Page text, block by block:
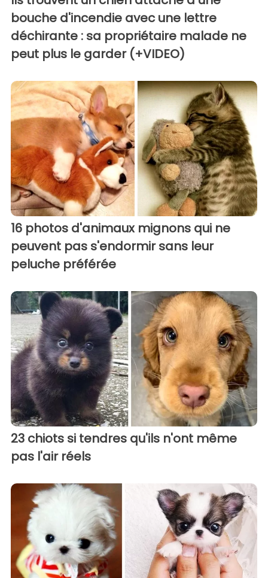
bouche d'incendie avec une lettre
déchirante : sa propriétaire malade ne
peut plus le garder (+VIDEO)
16 photos d'animaux mignons qui ne
peuvent pas s'endormir sans leur
peluche préférée
23 chiots si tendres qu'ils n'ont même
pas l'air réels